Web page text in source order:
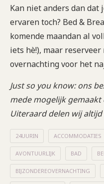
Kan niet anders dan
ervaren toch? Bed &
komende maandan al
iets hè!), maar reserveer
overnachting voor het
Just so you know: ons
mede mogelijk gemaakt
Uiteraard delen wij
24UURIN ACCOMMODATIES
AVONTUURLIJK BAD
BIJZONDEREOVERNACHTING